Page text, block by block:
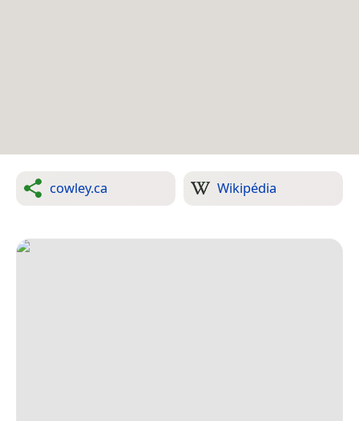
cowley.ca Wikipédia